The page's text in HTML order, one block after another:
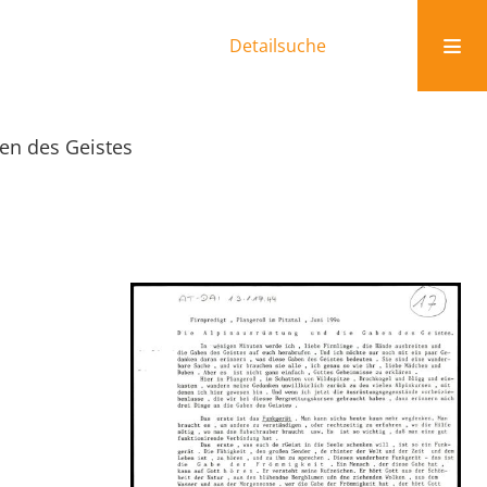
Detailsuche
des Geistes